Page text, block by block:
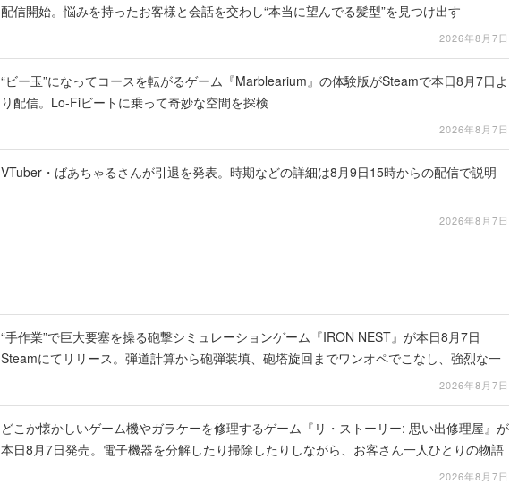
配信開始。悩みを持ったお客様と会話を交わし“本当に望んでる髪型”を見つけ出す
2026年8月7日
“ビー玉”になってコースを転がるゲーム『Marblearium』の体験版がSteamで本日8月7日よ
り配信。Lo-Fiビートに乗って奇妙な空間を探検
2026年8月7日
VTuber・ばあちゃるさんが引退を発表。時期などの詳細は8月9日15時からの配信で説明
2026年8月7日
“手作業”で巨大要塞を操る砲撃シミュレーションゲーム『IRON NEST』が本日8月7日
Steamにてリリース。弾道計算から砲弾装填、砲塔旋回までワンオペでこなし、強烈な一
2026年8月7日
どこか懐かしいゲーム機やガラケーを修理するゲーム『リ・ストーリー: 思い出修理屋』が
本日8月7日発売。電子機器を分解したり掃除したりしながら、お客さん一人ひとりの物語
2026年8月7日